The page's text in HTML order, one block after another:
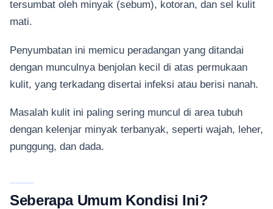
tersumbat oleh minyak (sebum), kotoran, dan sel kulit
mati.
Penyumbatan ini memicu peradangan yang ditandai
dengan munculnya benjolan kecil di atas permukaan
kulit, yang terkadang disertai infeksi atau berisi nanah.
Masalah kulit ini paling sering muncul di area tubuh
dengan kelenjar minyak terbanyak, seperti wajah, leher,
punggung, dan dada.
Seberapa Umum Kondisi Ini?